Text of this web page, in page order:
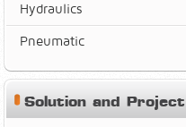
Hydraulics
Pneumatic
Solution and Project